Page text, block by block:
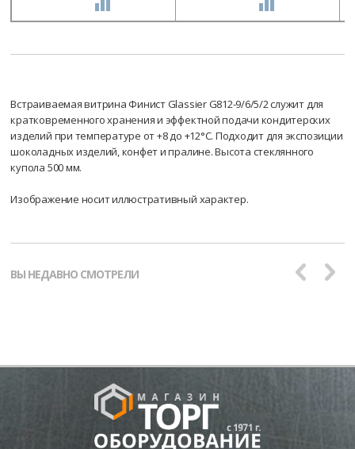
Встраиваемая витрина Финист Glassier G812-9/6/5/2 служит для
кратковременного хранения и эффектной подачи кондитерских
изделий при температуре от +8 до +12°С. Подходит для экспозиции
шоколадных изделий, конфет и пралине. Высота стеклянного
купола 500 мм.
Изображение носит иллюстративный характер.
ВЫ НЕДАВНО СМОТРЕЛИ